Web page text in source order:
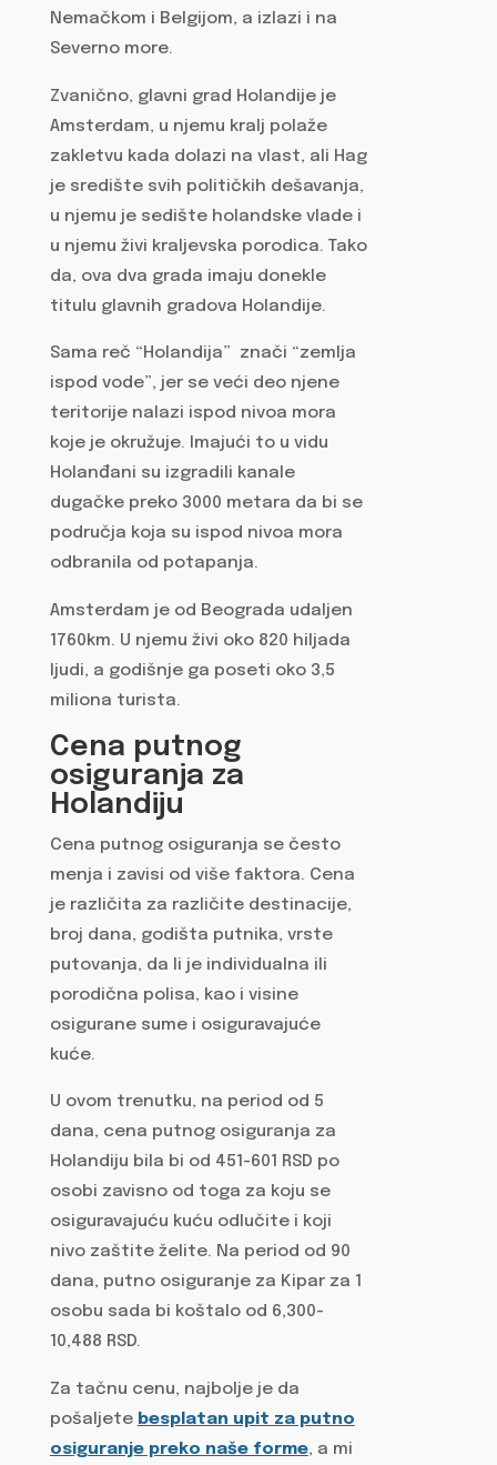
Nemačkom i Belgijom, a izlazi i na
Severno more.
Zvanično, glavni grad Holandije je
Amsterdam, u njemu kralj polaže
zakletvu kada dolazi na vlast, ali Hag
je središte svih političkih dešavanja,
u njemu je sedište holandske vlade i
u njemu živi kraljevska porodica. Tako
da, ova dva grada imaju donekle
titulu glavnih gradova Holandije.
Sama reč “Holandija” znači “zemlja
ispod vode”, jer se veći deo njene
teritorije nalazi ispod nivoa mora
koje je okružuje. Imajući to u vidu
Holanđani su izgradili kanale
dugačke preko 3000 metara da bi se
područja koja su ispod nivoa mora
odbranila od potapanja.
Amsterdam je od Beograda udaljen
1760km. U njemu živi oko 820 hiljada
ljudi, a godišnje ga poseti oko 3,5
miliona turista.
Cena putnog
osiguranja za
Holandiju
Cena putnog osiguranja se često
menja i zavisi od više faktora. Cena
je različita za različite destinacije,
broj dana, godišta putnika, vrste
putovanja, da li je individualna ili
porodična polisa, kao i visine
osigurane sume i osiguravajuće
kuće.
U ovom trenutku, na period od 5
dana, cena putnog osiguranja za
Holandiju bila bi od 451-601 RSD po
osobi zavisno od toga za koju se
osiguravajuću kuću odlučite i koji
nivo zaštite želite. Na period od 90
dana, putno osiguranje za Kipar za 1
osobu sada bi koštalo od 6,300-
10,488 RSD.
Za tačnu cenu, najbolje je da
pošaljete besplatan upit za putno
osiguranje preko naše forme, a mi